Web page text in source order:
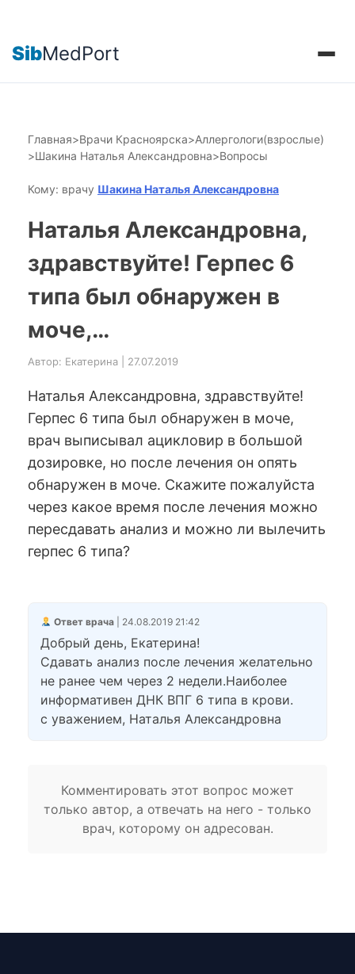
SibMedPort
Главная>Врачи Красноярска>Аллергологи(взрослые)
>Шакина Наталья Александровна>Вопросы
Кому: врачу Шакина Наталья Александровна
Наталья Александровна,
здравствуйте! Герпес 6
типа был обнаружен в
моче,…
Автор: Екатерина | 27.07.2019
Наталья Александровна, здравствуйте!
Герпес 6 типа был обнаружен в моче,
врач выписывал ацикловир в большой
дозировке, но после лечения он опять
обнаружен в моче. Скажите пожалуйста
через какое время после лечения можно
пересдавать анализ и можно ли вылечить
герпес 6 типа?
Ответ врача| 24.08.2019 21:42
Добрый день, Екатерина!
Сдавать анализ после лечения желательно
не ранее чем через 2 недели.Наиболее
информативен ДНК ВПГ 6 типа в крови.
с уважением, Наталья Александровна
Комментировать этот вопрос может
только автор, а отвечать на него - только
врач, которому он адресован.